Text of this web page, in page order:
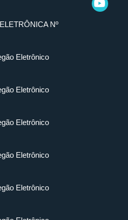
Nº
Eletrônico
Eletrônico
Eletrônico
Eletrônico
Eletrônico